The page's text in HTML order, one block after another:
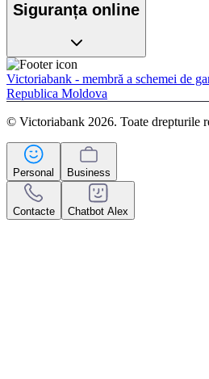
Siguranța online
Victoriabank - membră a schemei de
Republica Moldova
© Victoriabank 2026. Toate drepturile
Personal Business
Contacte Chatbot Alex